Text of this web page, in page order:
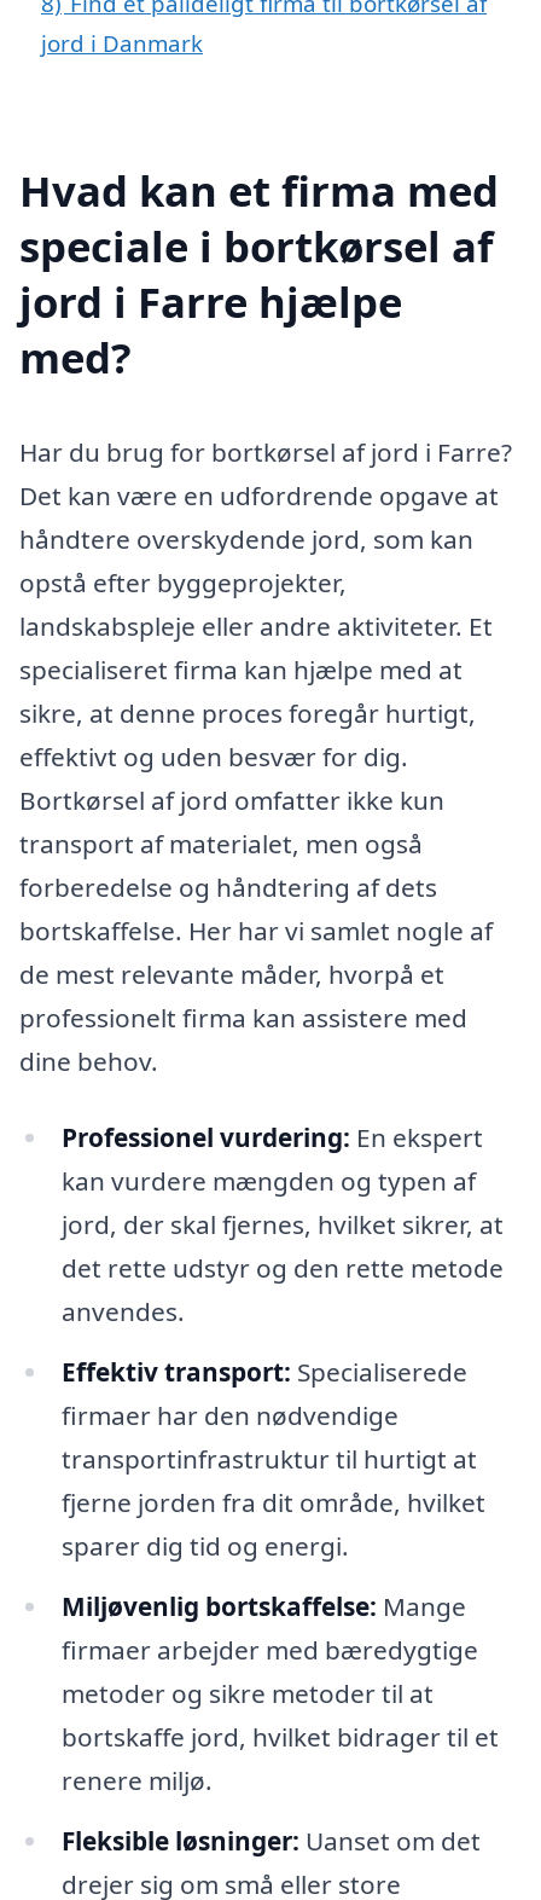
jord i Danmark
Hvad kan et firma med
speciale i bortkørsel af
jord i Farre hjælpe
med?
Har du brug for bortkørsel af jord i Farre?
Det kan være en udfordrende opgave at
håndtere overskydende jord, som kan
opstå efter byggeprojekter,
landskabspleje eller andre aktiviteter. Et
specialiseret firma kan hjælpe med at
sikre, at denne proces foregår hurtigt,
effektivt og uden besvær for dig.
Bortkørsel af jord omfatter ikke kun
transport af materialet, men også
forberedelse og håndtering af dets
bortskaffelse. Her har vi samlet nogle af
de mest relevante måder, hvorpå et
professionelt firma kan assistere med
dine behov.
Professionel vurdering: En ekspert
kan vurdere mængden og typen af
jord, der skal fjernes, hvilket sikrer, at
det rette udstyr og den rette metode
anvendes.
Effektiv transport: Specialiserede
firmaer har den nødvendige
transportinfrastruktur til hurtigt at
fjerne jorden fra dit område, hvilket
sparer dig tid og energi.
Miljøvenlig bortskaffelse: Mange
firmaer arbejder med bæredygtige
metoder og sikre metoder til at
bortskaffe jord, hvilket bidrager til et
renere miljø.
Fleksible løsninger: Uanset om det
drejer sig om små eller store